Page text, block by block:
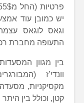
יש כמובן עוד
וגאס לוגאס
התעופה מחברת
בין מגוון
וונדי’ז
מקסיקניות, מסעדה
קטן, וכולל בין